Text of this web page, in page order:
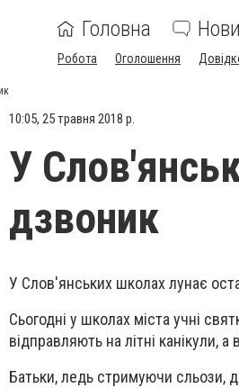
Головна
Робота Оголошення
10:05, 25 травня 2018 р.
У
дзвоник
У Слов'янських школах лунає
Сьогодні у школах міста учні
відправляють на літні канікули,
Батьки, ледь стримуючи сльози,